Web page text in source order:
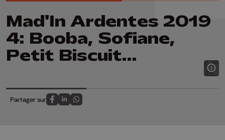
Mad'In Ardentes 2019
4: Booba, Sofiane,
Petit Biscuit...
Partager sur
Partagez sur FaceBook
Partagez sur LinkedIn
Partagez sur Whatsapp